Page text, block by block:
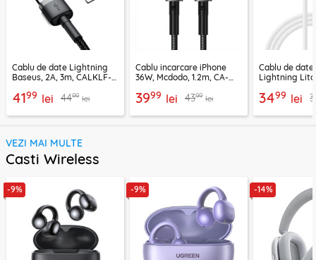
Cablu de date Lightning
Baseus, 2A, 3m, CALKLF-
4199 lei 4499 lei
Cablu incarcare iPhone
36W, Mcdodo, 1.2m, CA-
3999 lei 4399 lei
Cablu de date
Lightning
3499 lei
VEZI MAI MULTE
Casti Wireless
-9% -9% -14%